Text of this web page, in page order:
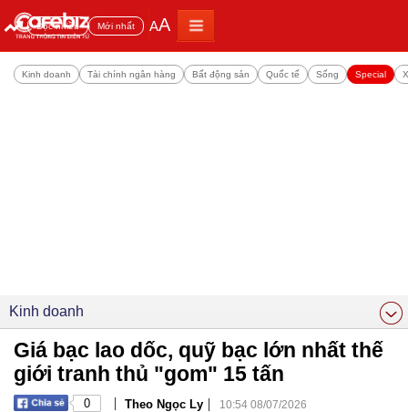
Đọc nhiều Mới nhất AA
Kinh doanh Tài chính ngân hàng Bất động sản Quốc tế Sống Special
Kinh doanh
Giá bạc lao dốc, quỹ bạc lớn nhất thế
giới tranh thủ "gom" 15 tấn
0 | Theo Ngọc Ly | 10:54 08/07/2026